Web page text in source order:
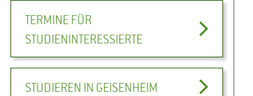
TERMINE FÜR
STUDIENINTERESSIERTE
STUDIEREN IN GEISENHEIM